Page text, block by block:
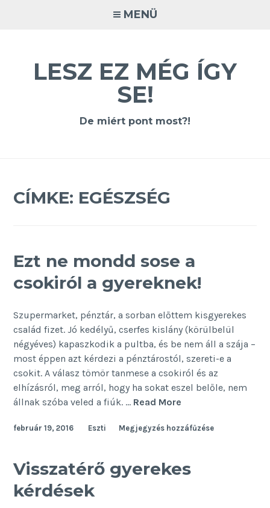
MENÜ
LESZ EZ MÉG ÍGY
SE!
De miért pont most?!
CÍMKE: EGÉSZSÉG
Ezt ne mondd sose a
csokiról a gyereknek!
Szupermarket, pénztár, a sorban előttem kisgyerekes
család fizet. Jó kedélyű, cserfes kislány (körülbelül
négyéves) kapaszkodik a pultba, és be nem áll a szája –
most éppen azt kérdezi a pénztárostól, szereti-e a
csokit. A válasz tömör tanmese a csokiról és az
elhízásról, meg arról, hogy ha sokat eszel belőle, nem
állnak szóba veled a fiúk. … Read More
mondd
csokiról
február 19, 2016 Eszti Megjegyzés hozzáfűzése
Visszatérő gyerekes
kérdések